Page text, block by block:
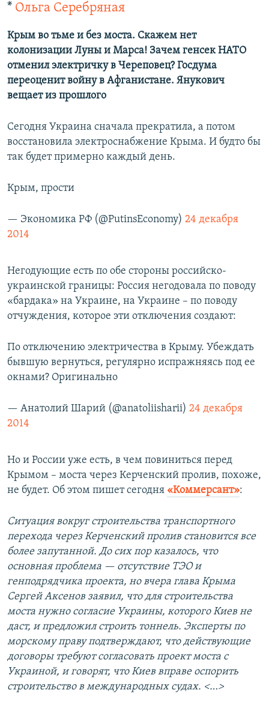
* Ольга Серебряная
Крым во тьме и без моста. Скажем нет
колонизации Луны и Марса! Зачем генсек НАТО
отменил электричку в Череповец? Госдума
переоценит войну в Афганистане. Янукович
вещает из прошлого
Сегодня Украина сначала прекратила, а потом
восстановила электроснабжение Крыма. И будто бы
так будет примерно каждый день.
Крым, прости
— Экономика РФ (@PutinsEconomy) 24 декабря
2014
Негодующие есть по обе стороны российско-
украинской границы: Россия негодовала по поводу
«бардака» на Украине, на Украине – по поводу
отчуждения, которое эти отключения создают:
По отключению электричества в Крыму. Убеждать
бывшую вернуться, регулярно испражняясь под ее
окнами? Оригинально
— Анатолий Шарий (@anatoliisharii) 24 декабря
2014
Но и России уже есть, в чем повиниться перед
Крымом – моста через Керченский пролив, похоже,
не будет. Об этом пишет сегодня «Коммерсант»:
Ситуация вокруг строительства транспортного
перехода через Керченский пролив становится все
более запутанной. До сих пор казалось, что
основная проблема — отсутствие ТЭО и
генподрядчика проекта, но вчера глава Крыма
Сергей Аксенов заявил, что для строительства
моста нужно согласие Украины, которого Киев не
даст, и предложил строить тоннель. Эксперты по
морскому праву подтверждают, что действующие
договоры требуют согласовать проект моста с
Украиной, и говорят, что Киев вправе оспорить
строительство в международных судах. <…>